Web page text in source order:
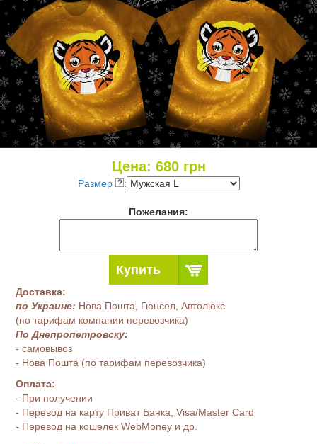
Цена: 680грн
Размер :
Пожелания:
Купить
Доставка:
по Украине: Нова Пошта, Гюнсел, Автолюкс
(по тарифам компании перевозчика)
По Днепропетровску:
- самовывоз
- Нова Пошта (по тарифам перевозчика)
Оплата:
- При получении
- Перевод на карту Приват Банка, Visa/Master Card
- Перевод на кошелек WebMoney и др.